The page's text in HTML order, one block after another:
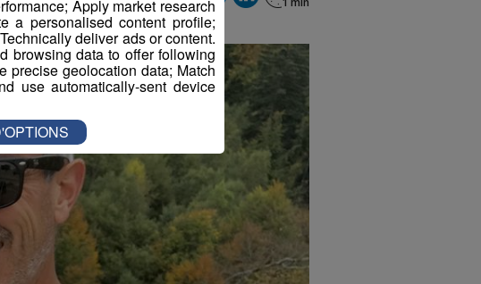
Apply market research
a personalised content profile;
deliver ads or content.
browsing data to offer following
precise geolocation data; Match
use automatically-sent device